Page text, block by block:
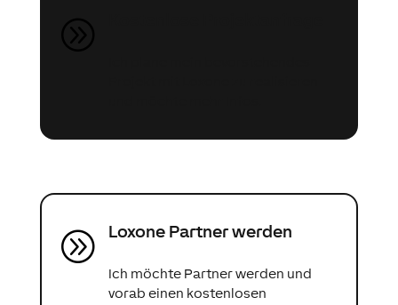
A Loxone Partner werden
Ich möchte Partner werden und
vorab einen kostenlosen